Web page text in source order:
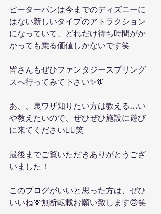
ピーターパンは今までのディズニーに
はない新しいタイプのアトラクション
になっていて、どれだけ待ち時間がか
かっても乗る価値しかないです笑
皆さんもぜひファンタジースプリング
スへ行ってみて下さい✨🧚
あ、、裏ワザ知りたい方は教える…い
や教えたいので、ぜひぜひ施設に遊び
に来てください🙇‍♂️笑
最後までご覧いただきありがとうござ
いました！
このブログがいいと思った方は、ぜひ
いいね🫶無断転載お願い致します🙃笑